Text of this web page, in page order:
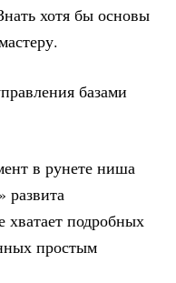
хотя бы основы
базами
в рунете ниша
развита
хватает подробных
простым